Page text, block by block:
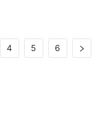
4 5 6